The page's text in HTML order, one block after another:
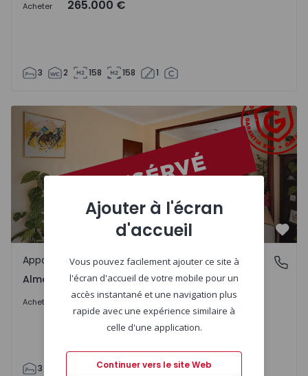
Acheter 265.000 €
3 2 158 158 1
Appartement T3 Almeirim - 1555446 - 1
Almeirim, Santarém
Appartement
Almeirim, Santarém
Acheter 190.000 €
3 83 1
Ajouter à l'écran
d'accueil
Vous pouvez facilement ajouter ce site à
l'écran d'accueil de votre mobile pour un
accès instantané et une navigation plus
rapide avec une expérience similaire à
celle d'une application.
Continuer vers le site Web